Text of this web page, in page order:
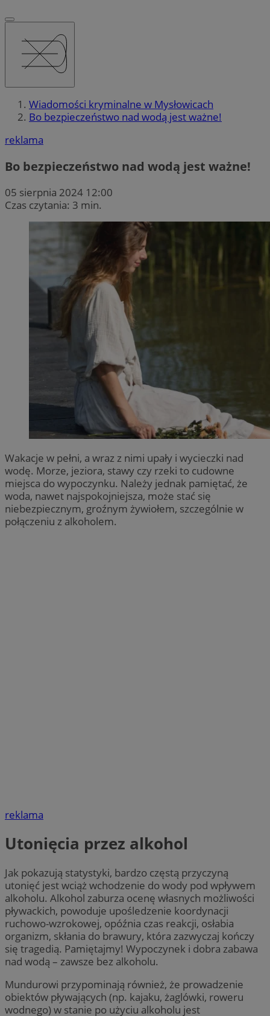
Wiadomości kryminalne w Mysłowicach
Bo bezpieczeństwo nad wodą jest ważne!
reklama
Bo bezpieczeństwo nad wodą jest ważne!
05 sierpnia 2024 12:00
Czas czytania: 3 min.
Wakacje w pełni, a wraz z nimi upały i wycieczki nad
wodę. Morze, jeziora, stawy czy rzeki to cudowne
miejsca do wypoczynku. Należy jednak pamiętać, że
woda, nawet najspokojniejsza, może stać się
niebezpiecznym, groźnym żywiołem, szczególnie w
połączeniu z alkoholem.
reklama
Utonięcia przez alkohol
Jak pokazują statystyki, bardzo częstą przyczyną
utonięć jest wciąż wchodzenie do wody pod wpływem
alkoholu. Alkohol zaburza ocenę własnych możliwości
pływackich, powoduje upośledzenie koordynacji
ruchowo-wzrokowej, opóźnia czas reakcji, osłabia
organizm, skłania do brawury, która zazwyczaj kończy
się tragedią. Pamiętajmy! Wypoczynek i dobra zabawa
nad wodą – zawsze bez alkoholu.
Mundurowi przypominają również, że prowadzenie
obiektów pływających (np. kajaku, żaglówki, roweru
wodnego) w stanie po użyciu alkoholu jest